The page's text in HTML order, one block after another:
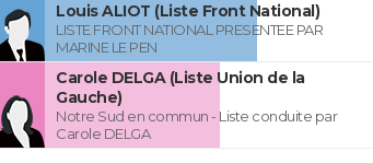
Louis ALIOT (Liste Front National)
LISTE FRONT NATIONAL PRESENTEE PAR
MARINE LE PEN
Carole DELGA (Liste Union de la
Gauche)
Notre Sud en commun - Liste conduite par
Carole DELGA